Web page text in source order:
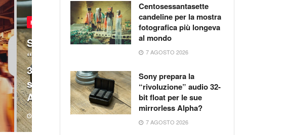
FOCUS
Sony prepara la
“rivoluzione” audio
32-bit float per le
sue mirrorless
Alpha?
7 AGOSTO 2026
Centosessantasette
candeline per la mostra
fotografica più longeva
al mondo
7 AGOSTO 2026
Sony prepara la
“rivoluzione” audio 32-
bit float per le sue
mirrorless Alpha?
7 AGOSTO 2026